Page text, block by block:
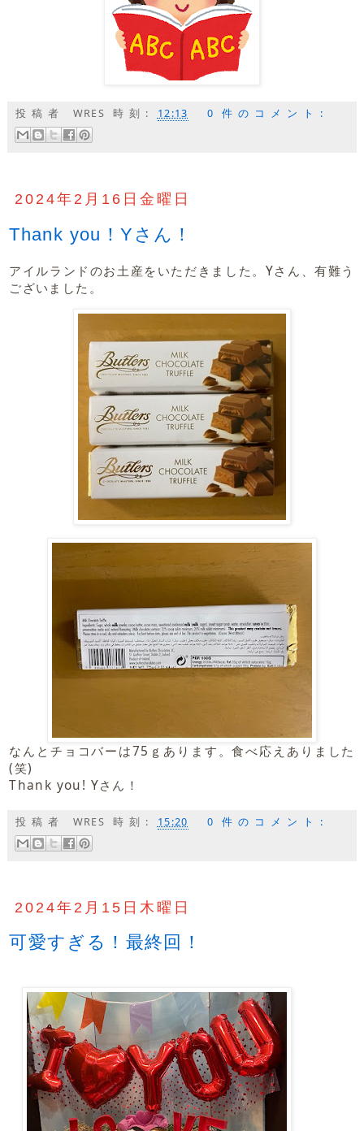
投稿者 WRES 時刻: 12:13 0 件のコメント:
2024年2月16日金曜日
Thank you！Yさん！
アイルランドのお土産をいただきました。Yさん、有難う
ございました。
なんとチョコバーは75ｇあります。食べ応えありました
(笑)
Thank you! Yさん！
投稿者 WRES 時刻: 15:20 0 件のコメント:
2024年2月15日木曜日
可愛すぎる！最終回！